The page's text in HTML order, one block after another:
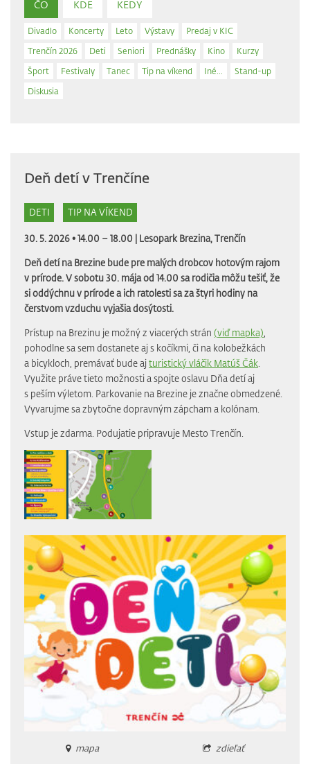
ČO KDE KEDY
Divadlo Koncerty Leto Výstavy
Predaj v KIC
Trenčín 2026
Deti Seniori Prednášky Kino
Kurzy
Šport
Festivaly Tanec Tip na víkend Iné...
Stand-up
Diskusia
Deň detí v Trenčíne
DETI TIP NA VÍKEND
30. 5. 2026 • 14.00 – 18.00 | Lesopark Brezina, Trenčín
Deň detí na Brezine bude pre malých drobcov hotovým rajom
v prírode. V sobotu 30. mája od 14.00 sa rodičia môžu tešiť, že
si oddýchnu v prírode a ich ratolesti sa za štyri hodiny na
čerstvom vzduchu vyjašia dosýtosti.
Prístup na Brezinu je možný z viacerých strán (viď mapka)
pohodlne sa sem dostanete aj s kočíkmi, či na kolobežkách
a bicykloch, premávať bude ajturistický vláčik Matúš Čák
Využite práve tieto možnosti a spojte oslavu Dňa detí aj
s peším výletom. Parkovanie na Brezine je značne obmedzené.
Vyvarujme sa zbytočne dopravným zápcham a kolónam.
Vstup je zdarma. Podujatie pripravuje Mesto Trenčín.
mapa zdieľať